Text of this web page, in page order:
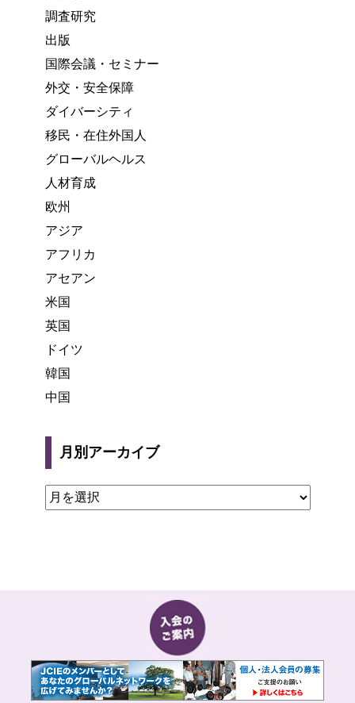
調査研究
出版
国際会議・セミナー
外交・安全保障
ダイバーシティ
移民・在住外国人
グローバルヘルス
人材育成
欧州
アジア
アフリカ
アセアン
米国
英国
ドイツ
韓国
中国
月別アーカイブ